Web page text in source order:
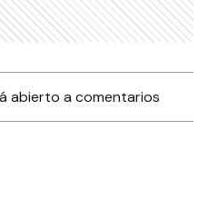
abierto a comentarios